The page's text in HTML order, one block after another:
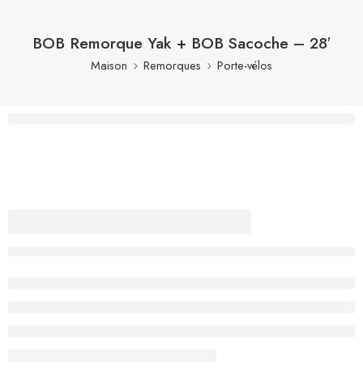
BOB Remorque Yak + BOB Sacoche – 28′
Maison Remorques Porte-vélos